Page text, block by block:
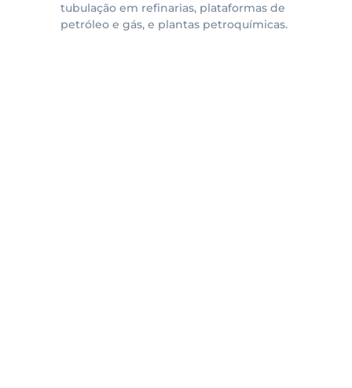
tubulação em refinarias, plataformas de
petróleo e gás, e plantas petroquímicas.